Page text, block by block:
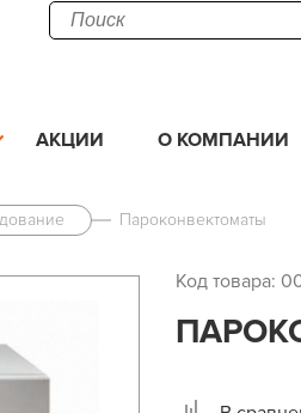
АКЦИИ О КОМПАНИИ
Пароконвектоматы
Код товара: